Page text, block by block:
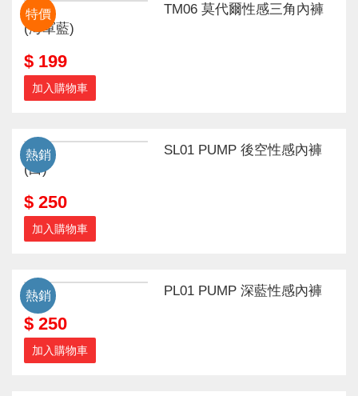
TM06 莫代爾性感三角內褲
(海軍藍)
$ 199
加入購物車
特價
SL01 PUMP 後空性感內褲
(白)
$ 250
加入購物車
熱銷
PL01 PUMP 深藍性感內褲
$ 250
加入購物車
熱銷